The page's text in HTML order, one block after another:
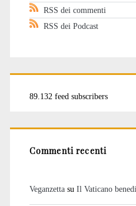
RSS dei commenti
RSS dei Podcast
89.132 feed subscribers
Commenti recenti
Veganzettasu Il Vaticano